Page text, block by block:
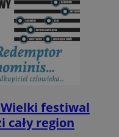
festiwal
cały region